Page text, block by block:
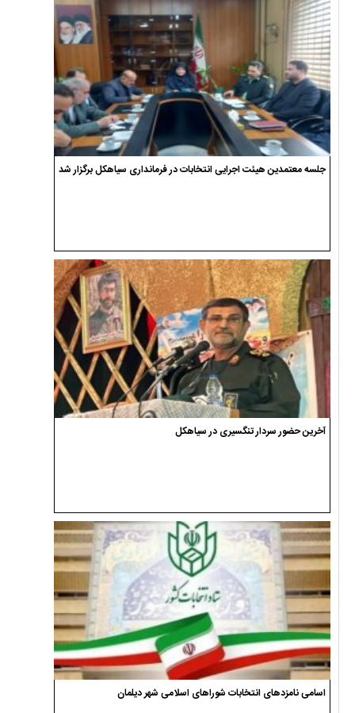
جلسه معتمدین هیئت اجرایی انتخابات در فرمانداری سیاهکل برگزار شد
آخرین حضور سردار تنگسیری در سیاهکل
اسامی نامزدهای انتخابات شوراهای اسلامی شهر دیلمان